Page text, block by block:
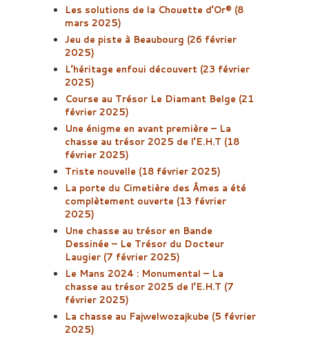
Les solutions de la Chouette d’Or® (8
mars 2025)
Jeu de piste à Beaubourg (26 février
2025)
L’héritage enfoui découvert (23 février
2025)
Course au Trésor Le Diamant Belge (21
février 2025)
Une énigme en avant première – La
chasse au trésor 2025 de l’E.H.T (18
février 2025)
Triste nouvelle (18 février 2025)
La porte du Cimetière des Âmes a été
complètement ouverte (13 février
2025)
Une chasse au trésor en Bande
Dessinée – Le Trésor du Docteur
Laugier (7 février 2025)
Le Mans 2024 : Monumental – La
chasse au trésor 2025 de l’E.H.T (7
février 2025)
La chasse au Fajwelwozajkube (5 février
2025)